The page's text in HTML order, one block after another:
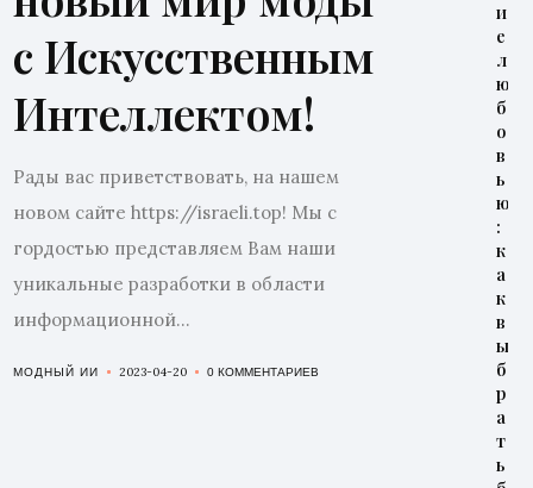
с Искусственным
Интеллектом!
Рады вас приветствовать, на нашем
новом сайте https://israeli.top! Мы с
гордостью представляем Вам наши
уникальные разработки в области
информационной...
МОДНЫЙ ИИ 2023-04-20 0 КОММЕНТАРИЕВ
и
е
л
ю
б
о
в
ь
ю
:
к
а
к
в
ы
б
р
а
т
ь